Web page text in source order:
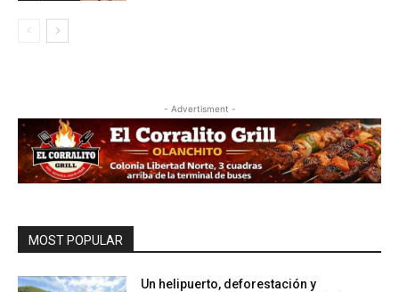
- Advertisment -
MOST POPULAR
Un helipuerto, deforestación y